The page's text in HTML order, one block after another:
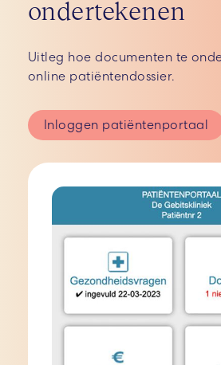
ondertekenen
Uitleg hoe documenten te
online patiëntendossier.
Inloggen patiëntenportaal